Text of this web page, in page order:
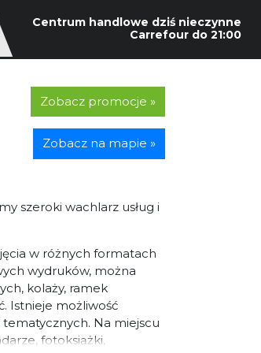
Centrum handlowe dziś nieczynne
Carrefour do 21:00
Zobacz promocje »
Zobacz na mapie »
szeroki wachlarz usług i
w różnych formatach
wydruków, można
kolaży, ramek
Istnieje możliwość
Na miejscu
fotoksiążki,